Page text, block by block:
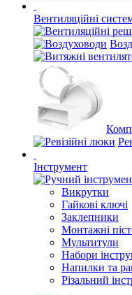
Вентиляційні
Інструмент
Викрутки
Гайкові ключі
Заклепники
Монтажні
Мультитули
Набори
Напилки та
Різальний